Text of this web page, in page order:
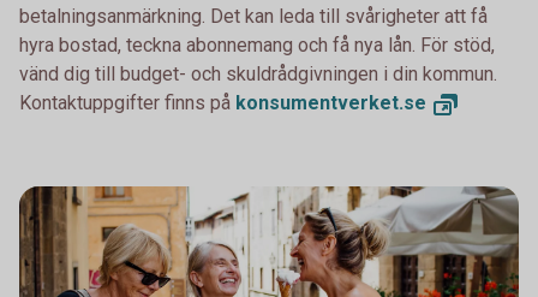
betalningsanmärkning. Det kan leda till svårigheter att få
hyra bostad, teckna abonnemang och få nya lån. För stöd,
vänd dig till budget- och skuldrådgivningen i din kommun.
Kontaktuppgifter finns på konsumentverket.se